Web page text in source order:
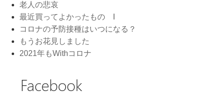
老人の悲哀
最近買ってよかったもの Ⅰ
コロナの予防接種はいつになる？
もうお花見しました
2021年もWithコロナ
Facebook